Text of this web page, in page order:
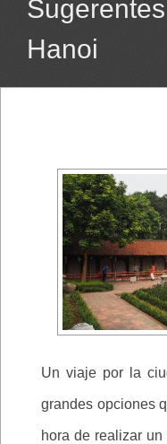
Hanoi
Un viaje por la
grandes opciones
hora de realizar